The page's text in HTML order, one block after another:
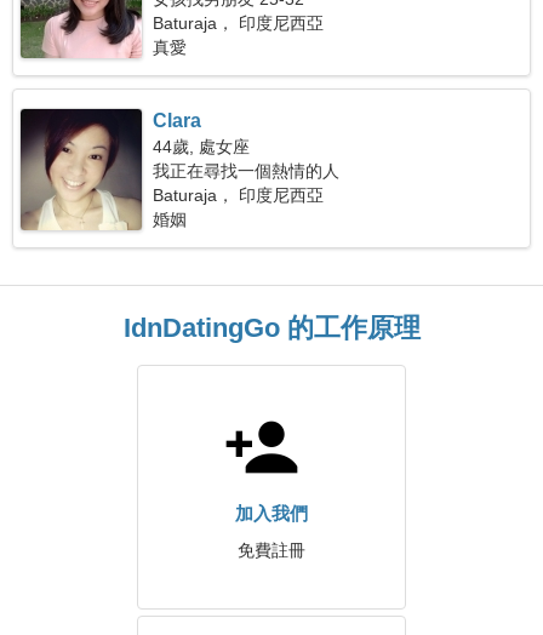
Baturaja， 印度尼西亞
真愛
Clara
44歲, 處女座
我正在尋找一個熱情的人
Baturaja， 印度尼西亞
婚姻
IdnDatingGo 的工作原理
加入我們
免費註冊